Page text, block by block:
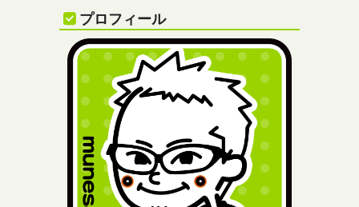
プロフィール